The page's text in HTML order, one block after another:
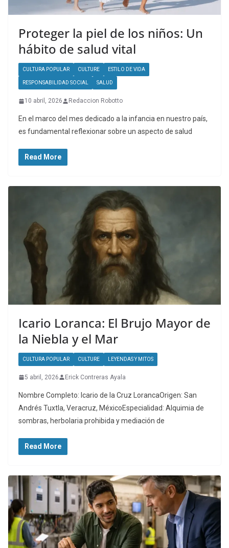
Proteger la piel de los niños: Un
hábito de salud vital
CULTURA POPULAR CULTURE ESTILO DE VIDA
RESPONSABILIDAD SOCIAL SALUD
10 abril, 2026 Redaccion Robotto
En el marco del mes dedicado a la infancia en nuestro país,
es fundamental reflexionar sobre un aspecto de salud
Read More
Icario Loranca: El Brujo Mayor de
la Niebla y el Mar
CULTURA POPULAR CULTURE LEYENDAS Y MITOS
5 abril, 2026 Erick Contreras Ayala
Nombre Completo: Icario de la Cruz LorancaOrigen: San
Andrés Tuxtla, Veracruz, MéxicoEspecialidad: Alquimia de
sombras, herbolaria prohibida y mediación de
Read More